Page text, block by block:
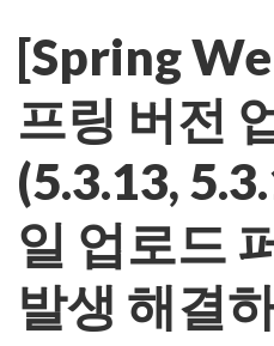
[Spring
프링 버전
(5.3.13,
일 업로드
발생 해결